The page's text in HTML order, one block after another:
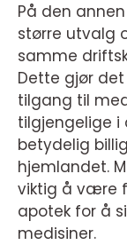
På den
større utvalg
samme
Dette gjør
tilgang til
tilgjengelige i
betydelig
hjemlandet.
viktig å være
apotek for å
medisiner.